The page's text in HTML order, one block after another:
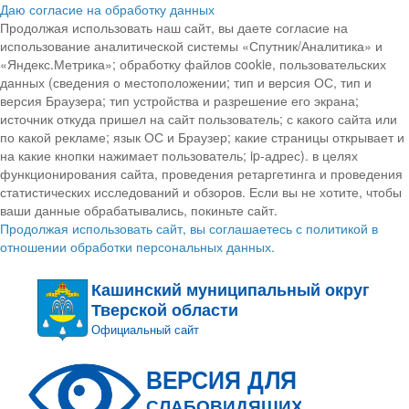
Даю согласие на обработку данных
Продолжая использовать наш сайт, вы даете согласие на
использование аналитической системы «Спутник/Аналитика» и
«Яндекс.Метрика»; обработку файлов cookie, пользовательских
данных (сведения о местоположении; тип и версия ОС, тип и
версия Браузера; тип устройства и разрешение его экрана;
источник откуда пришел на сайт пользователь; с какого сайта или
по какой рекламе; язык ОС и Браузер; какие страницы открывает и
на какие кнопки нажимает пользователь; ip-адрес). в целях
функционирования сайта, проведения ретаргетинга и проведения
статистических исследований и обзоров. Если вы не хотите, чтобы
ваши данные обрабатывались, покиньте сайт.
Продолжая использовать сайт, вы соглашаетесь с политикой в
отношении обработки персональных данных.